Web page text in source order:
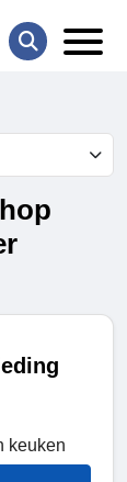
keuken